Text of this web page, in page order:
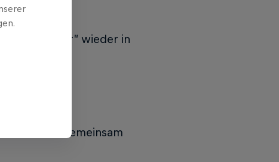
Way of Water” wieder in
Film. Die gemeinsam